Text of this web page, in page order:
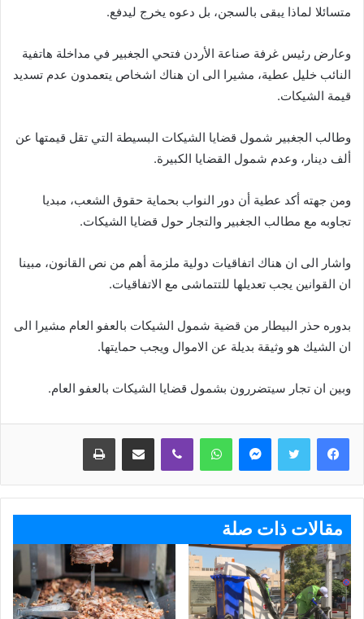
متسائلا لماذا يبقى بالسجن، بل دعوه يخرج ليدفع.
وعارض رئيس غرفة صناعة الأردن فتحي الجغبير في مداخلة هاتفية
النائب خليل عطية، مشيرا الى ان هناك اشخاص يتعمدون عدم تسديد
قيمة الشيكات.
وطالب الجغبير شمول قضايا الشيكات البسيطة التي تقل قيمتها عن
ألف دينار، وعدم شمول القضايا الكبيرة.
ومن جهته أكد عطية أن دور النواب بحماية حقوق الشعب، مبديا
تجاوبه مع مطالب الجغبير والتجار حول قضايا الشيكات.
واشار الى ان هناك اتفاقيات دولية ملزمة أهم من نص القانون، مبينا
ان القوانين يجب تعديلها للتتماشى مع الاتفاقيات.
بدوره حذر البيطار من قضية شمول الشيكات بالعفو العام مشيرا الى
ان الشيك هو وثيقة بديلة عن الاموال ويجب حمايتها.
وبين ان تجار سيتضررون بشمول قضايا الشيكات بالعفو العام.
ماسنجر واتساب ڤايبر مشاركة عبر البريد طباعة
مقالات ذات صلة